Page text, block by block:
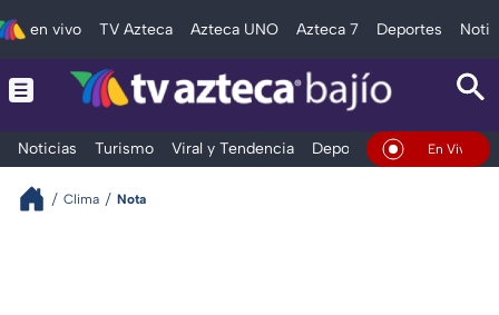
en vivo TV Azteca Azteca UNO Azteca 7 Deportes
Noticias Turismo Viral y Tendencia Deportes Espectáculos
En Vivo
Clima Nota